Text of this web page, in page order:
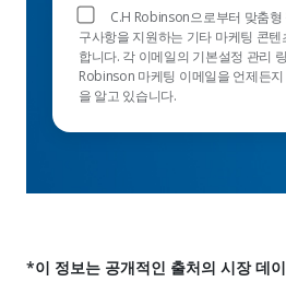
C.H Robinson으로부터 맞춤
구사항을 지원하는 기타 마케팅 콘텐
합니다. 각 이메일의 기본설정 관리
Robinson 마케팅 이메일을 언제든
을 알고 있습니다.
*이 정보는 공개적인 출처의 시장 데